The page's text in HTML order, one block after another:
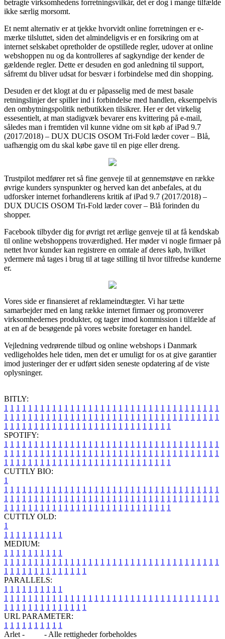
betragte virksomhedens forretningsvilkår, det er dog i mange tilfælde
ikke særlig morsomt.
Et nemt alternativ er at tjekke hvorvidt online forretningen er e-
mærke tilsluttet, siden det almindeligvis er en forsikring om at
internet selskabet opretholder de opstillede regler, udover at online
webshoppen nu og da kontrolleres af sagkyndige der kender de
gældende regler. Dette er desuden en god anledning til support,
såfremt du bliver udsat for besvær i forbindelse med din shopping.
Desuden er det klogt at du er påpasselig med de mest basale
retningslinjer der spiller ind i forbindelse med handlen, eksempelvis
den ombytningspolitik netbutikken tilsikrer. Her er det virkelig
essesentielt, at man stadigvæk bevarer ens kvittering på e-mail,
således man i fremtiden vil kunne vidne om sit køb af iPad 9.7
(2017/2018) – DUX DUCIS OSOM Tri-Fold læder cover – Blå,
uafhængig om du skal købe gave til en pige eller dreng.
Trustpilot medfører ret så fine genveje til at gennemstøve en række
øvrige kunders synspunkter og herved kan det anbefales, at du
udforsker internet forhandlerens kritik af iPad 9.7 (2017/2018) –
DUX DUCIS OSOM Tri-Fold læder cover – Blå forinden du
shopper.
Facebook tilbyder dig for øvrigt ret ærlige genveje til at få kendskab
til online webshoppens troværdighed. Her møder vi nogle firmaer på
nettet hvor kunder kan registrere en omtale af deres køb, hvilket
ydermere må tages i brug til at tage stilling til hvor tilfredse kunderne
er.
Vores side er finansieret af reklameindtægter. Vi har tætte
samarbejder med en lang række internet firmaer og promoverer
virksomhedernes produkter, og tager imod kommission i tilfælde af
at en af de besøgende på vores website foretager en handel.
Vejledning vedrørende tilbud og online webshops i Danmark
vedligeholdes hele tiden, men det er umuligt for os at give garantier
imod justeringer der er udført siden seneste opdatering af de viste
oplysninger.
BITLY:
1 1 1 1 1 1 1 1 1 1 1 1 1 1 1 1 1 1 1 1 1 1 1 1 1 1 1 1 1 1 1 1 1 1 1 1
1 1 1 1 1 1 1 1 1 1 1 1 1 1 1 1 1 1 1 1 1 1 1 1 1 1 1 1 1 1 1 1 1 1 1 1
1 1 1 1 1 1 1 1 1 1 1 1 1 1 1 1 1 1 1 1 1 1 1 1 1 1 1 1
SPOTIFY:
1 1 1 1 1 1 1 1 1 1 1 1 1 1 1 1 1 1 1 1 1 1 1 1 1 1 1 1 1 1 1 1 1 1 1 1
1 1 1 1 1 1 1 1 1 1 1 1 1 1 1 1 1 1 1 1 1 1 1 1 1 1 1 1 1 1 1 1 1 1 1 1
1 1 1 1 1 1 1 1 1 1 1 1 1 1 1 1 1 1 1 1 1 1 1 1 1 1 1 1
CUTTLY BIO:
1
1 1 1 1 1 1 1 1 1 1 1 1 1 1 1 1 1 1 1 1 1 1 1 1 1 1 1 1 1 1 1 1 1 1 1 1
1 1 1 1 1 1 1 1 1 1 1 1 1 1 1 1 1 1 1 1 1 1 1 1 1 1 1 1 1 1 1 1 1 1 1 1
1 1 1 1 1 1 1 1 1 1 1 1 1 1 1 1 1 1 1 1 1 1 1 1 1 1 1 1
CUTTLY OLD:
1
1 1 1 1 1 1 1 1 1 1
MEDIUM:
1 1 1 1 1 1 1 1 1 1
1 1 1 1 1 1 1 1 1 1 1 1 1 1 1 1 1 1 1 1 1 1 1 1 1 1 1 1 1 1 1 1 1 1 1 1
1 1 1 1 1 1 1 1 1 1 1 1 1 1
PARALLELS:
1 1 1 1 1 1 1 1 1 1
1 1 1 1 1 1 1 1 1 1 1 1 1 1 1 1 1 1 1 1 1 1 1 1 1 1 1 1 1 1 1 1 1 1 1 1
1 1 1 1 1 1 1 1 1 1 1 1 1 1
URL PARAMETER:
1 1 1 1 1 1 1 1 1 1
Arlet -
- Alle rettigheder forbeholdes